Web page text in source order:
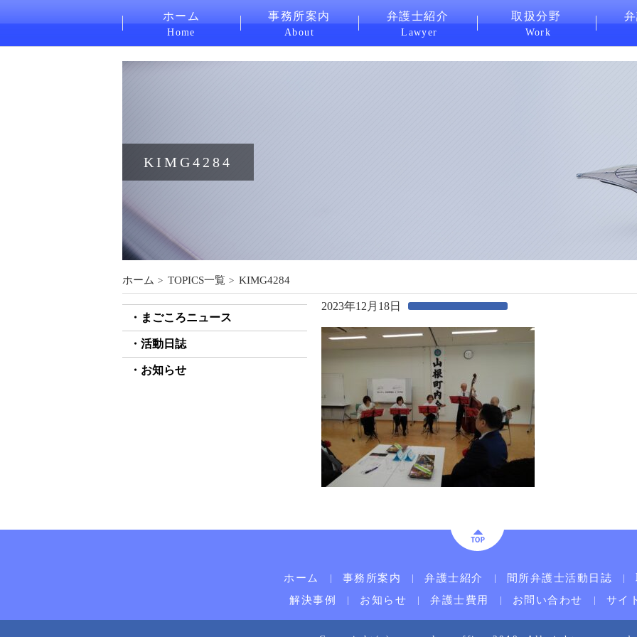
ホーム
Home
事務所案内
About
弁護士紹介
Lawyer
取扱分野
Work
KIMG4284
ホーム TOPICS一覧 KIMG4284
2023年12月18日
まごころニュース
活動日誌
お知らせ
ホーム 事務所案内 弁護士紹介 間所弁護士活動日誌
解決事例
お知らせ 弁護士費用 お問い合わせ サイ